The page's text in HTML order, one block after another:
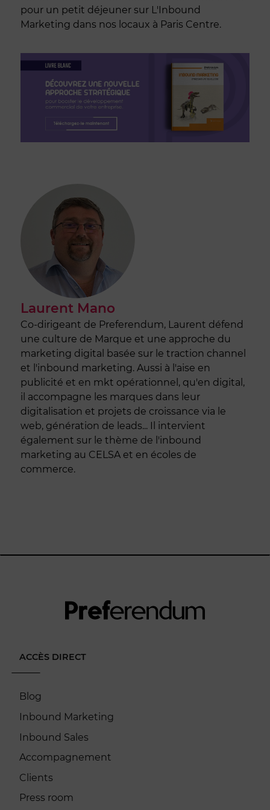
pour un petit déjeuner sur L'Inbound
Marketing dans nos locaux à Paris Centre.
Laurent Mano
Co-dirigeant de Preferendum, Laurent défend
une culture de Marque et une approche du
marketing digital basée sur le traction channel
et l'inbound marketing. Aussi à l'aise en
publicité et en mkt opérationnel, qu'en digital,
il accompagne les marques dans leur
digitalisation et projets de croissance via le
web, génération de leads... Il intervient
également sur le thème de l'inbound
marketing au CELSA et en écoles de
commerce.
ACCÈS DIRECT
Blog
Inbound Marketing
Inbound Sales
Accompagnement
Clients
Press room